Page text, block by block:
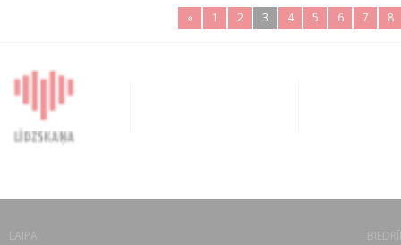
« 1 2 3 4 5 6 7 8
LAIPA